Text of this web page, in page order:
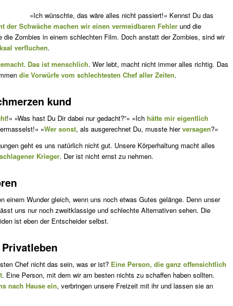
»Ich wünschte, das wäre alles nicht passiert!« Kennst Du das
der Schwäche machen wir einen vermeidbaren Fehler und die
die Zombies in einem schlechten Film. Doch anstatt der Zombies, sind wir
verfluchen.
Das ist menschlich. Wer lebt, macht nicht immer alles richtig. Das
die Vorwürfe vom schlechtesten Chef aller Zeiten.
kund
!« »Was hast Du Dir dabei nur gedacht?”« »Ich hätte mir eigentlich
»Wer sonst, als ausgerechnet Du, musste hierversagen?«
geht es uns natürlich nicht gut. Unsere Körperhaltung macht alles
Krieger. Der ist nicht ernst zu nehmen.
einem Wunder gleich, wenn uns noch etwas Gutes gelänge. Denn unser
uns nur noch zweitklassige und schlechte Alternativen sehen. Die
ist eben der Entscheider selbst.
Chef nicht das sein, was er ist? Eine Person, die ganz offensichtlich
. Eine Person, mit dem wir am besten nichts zu schaffen haben sollten.
nach Hause ein, verbringen unsere Freizeit mit ihr und lassen sie an